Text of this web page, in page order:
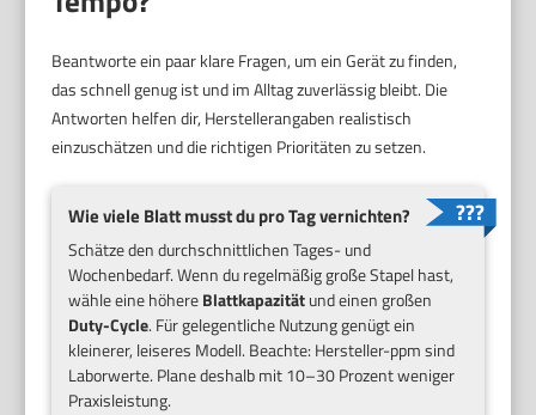
Beantworte ein paar klare Fragen, um ein Gerät zu finden,
das schnell genug ist und im Alltag zuverlässig bleibt. Die
Antworten helfen dir, Herstellerangaben realistisch
einzuschätzen und die richtigen Prioritäten zu setzen.
Wie viele Blatt musst du pro Tag vernichten?
Schätze den durchschnittlichen Tages- und
Wochenbedarf. Wenn du regelmäßig große Stapel hast,
wähle eine höhereBlattkapazitätund einen großen
Duty-Cycle. Für gelegentliche Nutzung genügt ein
kleinerer, leiseres Modell. Beachte: Hersteller-ppm sind
Laborwerte. Plane deshalb mit 10–30 Prozent weniger
Praxisleistung.